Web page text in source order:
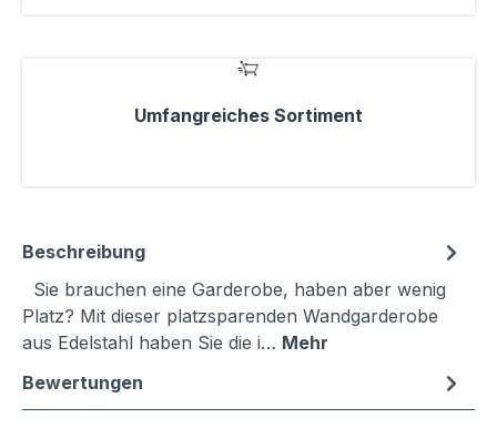
Umfangreiches Sortiment
Beschreibung
Sie brauchen eine Garderobe, haben aber wenig
Platz? Mit dieser platzsparenden Wandgarderobe
aus Edelstahl haben Sie die i… Mehr
Bewertungen